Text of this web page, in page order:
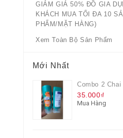
GIẢM GIÁ 50% ĐỒ GIA
KHÁCH MUA TỐI ĐA 10
PHẨM/MẶT HÀNG)
Xem Toàn Bộ Sản Phẩm
Mới Nhất
35.000₫
Mua Hàng